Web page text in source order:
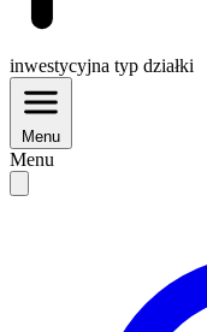
inwestycyjna typ działki
Menu
Menu